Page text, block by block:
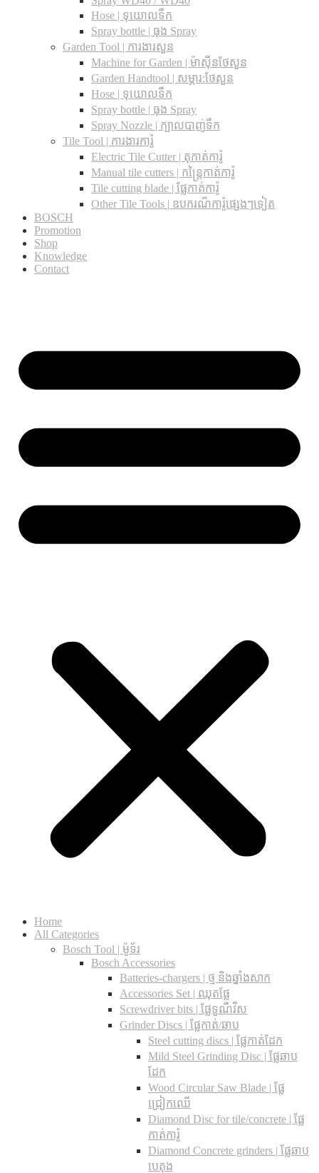
Hose | ទុយោលទឹក
Spray bottle | ធុង Spray
Garden Tool | ការងារសួន
Machine for Garden | ម៉ាស៊ីនថែសួន
Garden Handtool | សម្ភារ:ថែសួន
Hose | ទុយោលទឹក
Spray bottle | ធុង Spray
Spray Nozzle | ក្បាលបាញ់ទឹក
Tile Tool | ការងារការ៉ូ
Electric Tile Cutter | តុកាត់ការ៉ូ
Manual tile cutters | កន្ត្រៃកាត់ការ៉ូ
Tile cutting blade | ផ្លែកាត់ការ៉ូ
Other Tile Tools | ឧបករណ៏ការ៉ូផ្សេងៗទៀត
BOSCH
Promotion
Shop
Knowledge
Contact
Home
All Categories
Bosch Tool | ម៉ូទ័រ
Bosch Accessories
Batteries-chargers | ថ្ម និងឆ្នាំងសាក
Accessories Set | ឈុតផ្លែ
Screwdriver bits | ផ្លែទួណឺវីស
Grinder Discs |​ ផ្លែកាត់/ឆាប
Steel cutting discs |​ ផ្លែកាត់ដែក
Mild Steel Grinding Disc | ផ្លែឆាប
ដែក
Wood Circular Saw Blade | ផ្លែ
ជ្រៀកឈើ
Diamond Disc for tile/concrete​ | ផ្លែ
កាត់ការ៉ូ
Diamond Concrete grinders | ផ្លែឆាប
បេតុង